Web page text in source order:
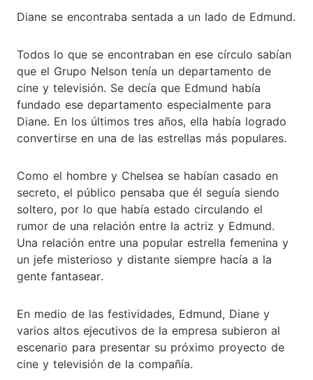
Diane se encontraba sentada a un lado de Edmund.
Todos lo que se encontraban en ese círculo sabían
que el Grupo Nelson tenía un departamento de
cine y televisión. Se decía que Edmund había
fundado ese departamento especialmente para
Diane. En los últimos tres años, ella había logrado
convertirse en una de las estrellas más populares.
Como el hombre y Chelsea se habían casado en
secreto, el público pensaba que él seguía siendo
soltero, por lo que había estado circulando el
rumor de una relación entre la actriz y Edmund.
Una relación entre una popular estrella femenina y
un jefe misterioso y distante siempre hacía a la
gente fantasear.
En medio de las festividades, Edmund, Diane y
varios altos ejecutivos de la empresa subieron al
escenario para presentar su próximo proyecto de
cine y televisión de la compañía.